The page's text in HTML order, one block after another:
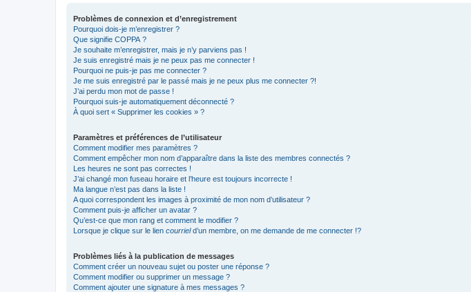
Problèmes de connexion et d’enregistrement
Pourquoi dois-je m’enregistrer ?
Que signifie COPPA ?
Je souhaite m’enregistrer, mais je n’y parviens pas !
Je suis enregistré mais je ne peux pas me connecter !
Pourquoi ne puis-je pas me connecter ?
Je me suis enregistré par le passé mais je ne peux plus me connecter ?!
J’ai perdu mon mot de passe !
Pourquoi suis-je automatiquement déconnecté ?
À quoi sert « Supprimer les cookies » ?
Paramètres et préférences de l’utilisateur
Comment modifier mes paramètres ?
Comment empêcher mon nom d’apparaître dans la liste des membres connectés ?
Les heures ne sont pas correctes !
J’ai changé mon fuseau horaire et l’heure est toujours incorrecte !
Ma langue n’est pas dans la liste !
A quoi correspondent les images à proximité de mon nom d’utilisateur ?
Comment puis-je afficher un avatar ?
Qu’est-ce que mon rang et comment le modifier ?
Lorsque je clique sur le lien courrield’un membre, on me demande de me connecter !?
Problèmes liés à la publication de messages
Comment créer un nouveau sujet ou poster une réponse ?
Comment modifier ou supprimer un message ?
Comment ajouter une signature à mes messages ?